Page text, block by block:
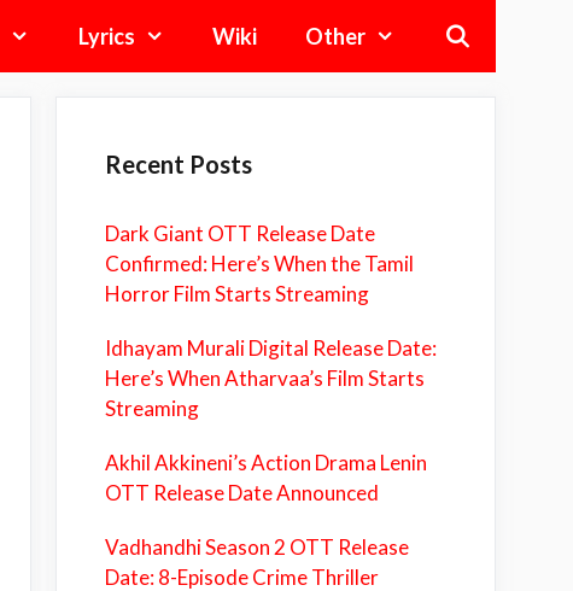
Lyrics Wiki Other
Recent Posts
Dark Giant OTT Release Date
Confirmed: Here’s When the Tamil
Horror Film Starts Streaming
Idhayam Murali Digital Release Date:
Here’s When Atharvaa’s Film Starts
Streaming
Akhil Akkineni’s Action Drama Lenin
OTT Release Date Announced
Vadhandhi Season 2 OTT Release
Date: 8-Episode Crime Thriller